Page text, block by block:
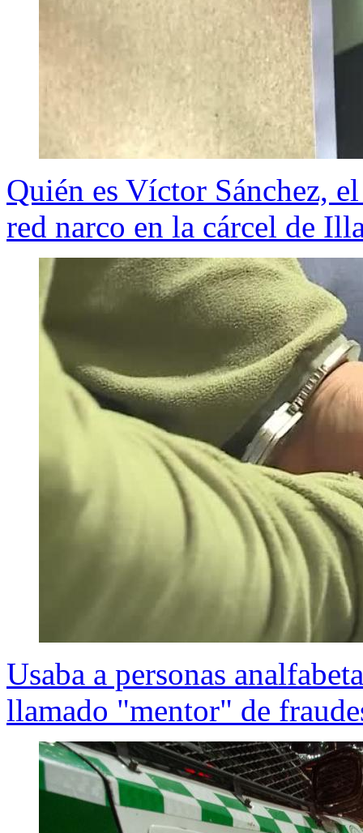
Quién es Víctor Sánchez,
red narco en la cárcel de
Usaba a personas
llamado "mentor" de